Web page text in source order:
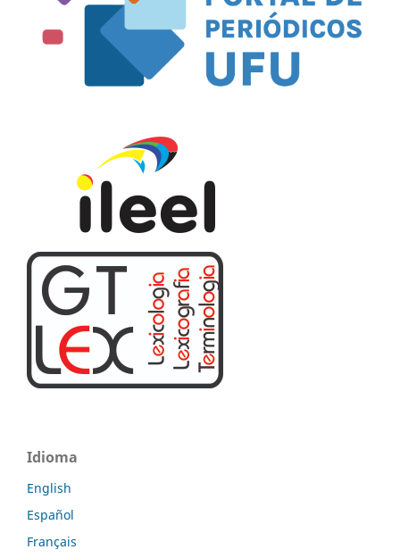
Idioma
English
Español
Français